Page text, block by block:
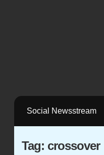
Social Newsstream
Tag: crossover